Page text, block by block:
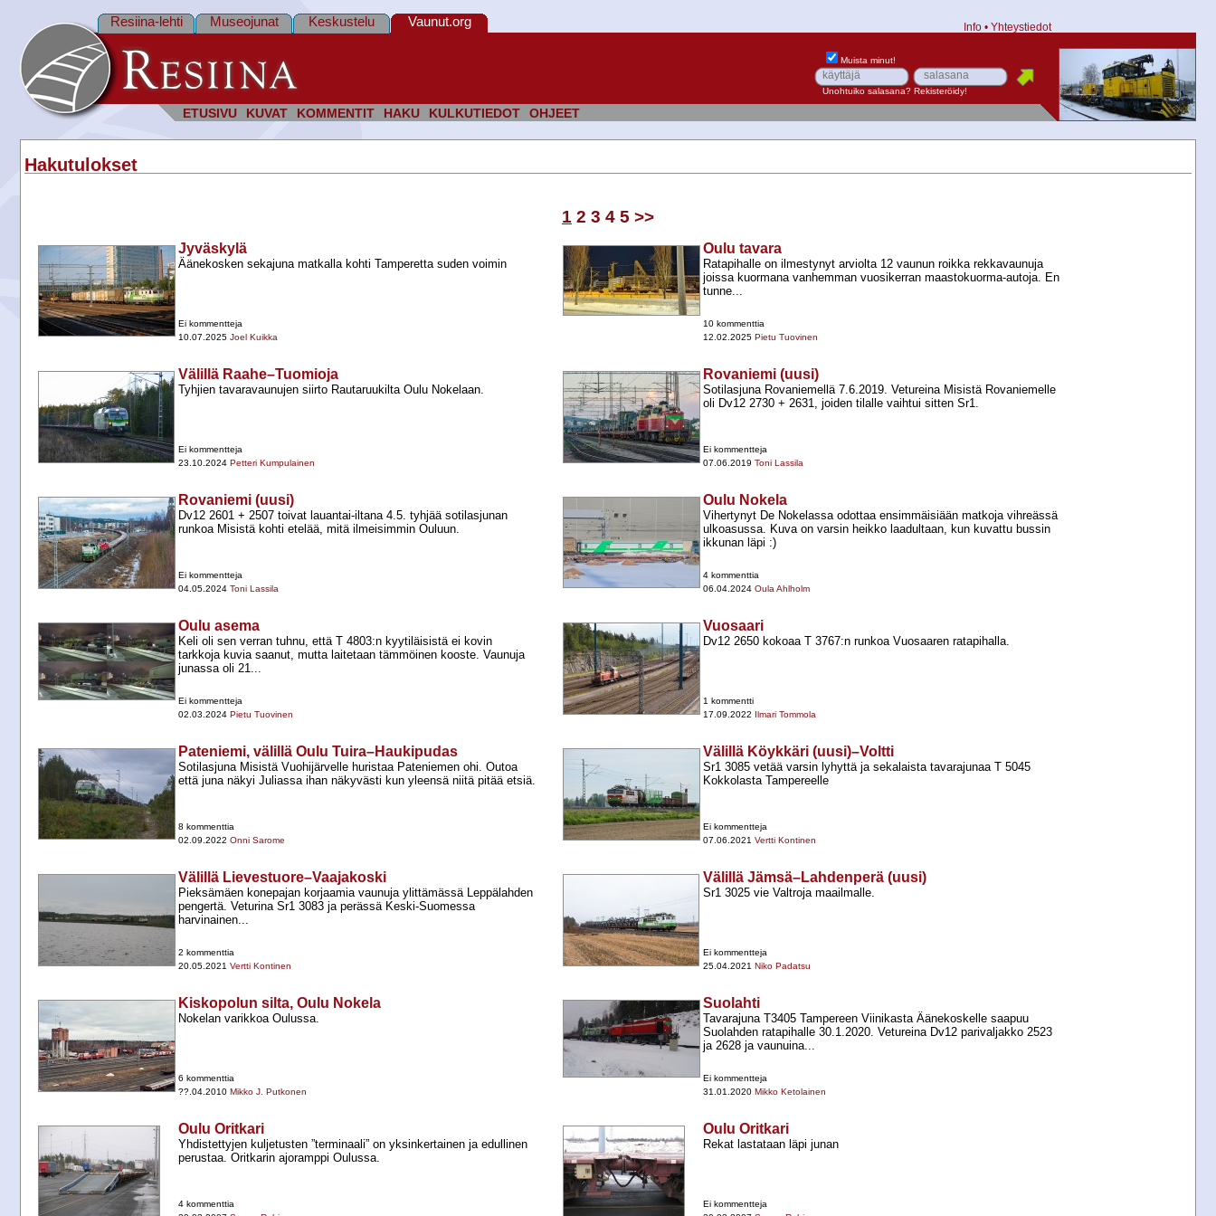
ETUSIVU KUVAT KOMMENTIT HAKU KULKUTIEDOT OHJEET
Resiina-lehti Museojunat Keskustelu Vaunut.org Info • Yhteystiedot
Muista minut!
Unohtuiko salasana? Rekisteröidy!
Hakutulokset
1 2 3 4 5 >>
Jyväskylä
Äänekosken sekajuna matkalla kohti Tamperetta suden voimin
Ei kommentteja
10.07.2025 Joel Kuikka
Oulu tavara
Ratapihalle on ilmestynyt arviolta 12 vaunun roikka rekkavaunuja
joissa kuormana vanhemman vuosikerran maastokuorma-​autoja. En
tunne...
10 kommenttia
12.02.2025 Pietu Tuovinen
Välillä Raahe–Tuomioja
Tyhjien tavaravaunujen siirto Rautaruukilta Oulu Nokelaan.
Ei kommentteja
23.10.2024 Petteri Kumpulainen
Rovaniemi (uusi)
Sotilasjuna Rovaniemellä 7.6.2019. Vetureina Misistä Rovaniemelle
oli Dv12 2730 +​ 2631, joiden tilalle vaihtui sitten Sr1.
Ei kommentteja
07.06.2019 Toni Lassila
Rovaniemi (uusi)
Dv12 2601 +​ 2507 toivat lauantai-​iltana 4.5. tyhjää sotilasjunan
runkoa Misistä kohti etelää, mitä ilmeisimmin Ouluun.
Ei kommentteja
04.05.2024 Toni Lassila
Oulu Nokela
Vihertynyt De Nokelassa odottaa ensimmäisiään matkoja vihreässä
ulkoasussa. Kuva on varsin heikko laadultaan, kun kuvattu bussin
ikkunan läpi :)
4 kommenttia
06.04.2024 Oula Ahlholm
Oulu asema
Keli oli sen verran tuhnu, että T 4803:n kyytiläisistä ei kovin
tarkkoja kuvia saanut, mutta laitetaan tämmöinen kooste. Vaunuja
junassa oli 21...
Ei kommentteja
02.03.2024 Pietu Tuovinen
Vuosaari
Dv12 2650 kokoaa T 3767:n runkoa Vuosaaren ratapihalla.
1 kommentti
17.09.2022 Ilmari Tommola
Pateniemi, välillä Oulu Tuira–Haukipudas
Sotilasjuna Misistä Vuohijärvelle huristaa Pateniemen ohi. Outoa
että juna näkyi Juliassa ihan näkyvästi kun yleensä niitä pitää etsiä.
8 kommenttia
02.09.2022 Onni Sarome
Välillä Köykkäri (uusi)–Voltti
Sr1 3085 vetää varsin lyhyttä ja sekalaista tavarajunaa T 5045
Kokkolasta Tampereelle
Ei kommentteja
07.06.2021 Vertti Kontinen
Välillä Lievestuore–Vaajakoski
Pieksämäen konepajan korjaamia vaunuja ylittämässä Leppälahden
pengertä. Veturina Sr1 3083 ja perässä Keski-​Suomessa
harvinainen...
2 kommenttia
20.05.2021 Vertti Kontinen
Välillä Jämsä–Lahdenperä (uusi)
Sr1 3025 vie Valtroja maailmalle.
Ei kommentteja
25.04.2021 Niko Padatsu
Kiskopolun silta, Oulu Nokela
Nokelan varikkoa Oulussa.
6 kommenttia
??.04.2010 Mikko J. Putkonen
Suolahti
Tavarajuna T3405 Tampereen Viinikasta Äänekoskelle saapuu
Suolahden ratapihalle 30.1.2020. Vetureina Dv12 parivaljakko 2523
ja 2628 ja vaunuina...
Ei kommentteja
31.01.2020 Mikko Ketolainen
Oulu Oritkari
Yhdistettyjen kuljetusten ”terminaali” on yksinkertainen ja edullinen
perustaa. Oritkarin ajoramppi Oulussa.
4 kommenttia
Oulu Oritkari
Rekat lastataan läpi junan
Ei kommentteja